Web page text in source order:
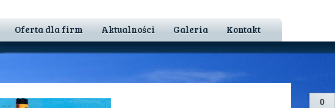
0
Oferta dla firm Aktualności Galeria Kontakt